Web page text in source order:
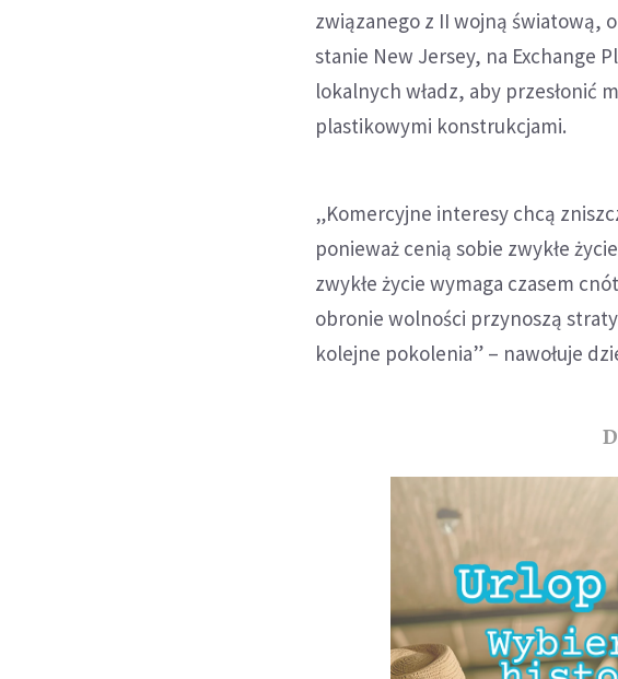
związanego z II wojną światową,
stanie New Jersey, na Exchange
lokalnych władz, aby przesłonić
plastikowymi konstrukcjami.
„Komercyjne interesy chcą
ponieważ cenią sobie zwykłe
zwykłe życie wymaga czasem
obronie wolności przynoszą
kolejne pokolenia” – nawołuje